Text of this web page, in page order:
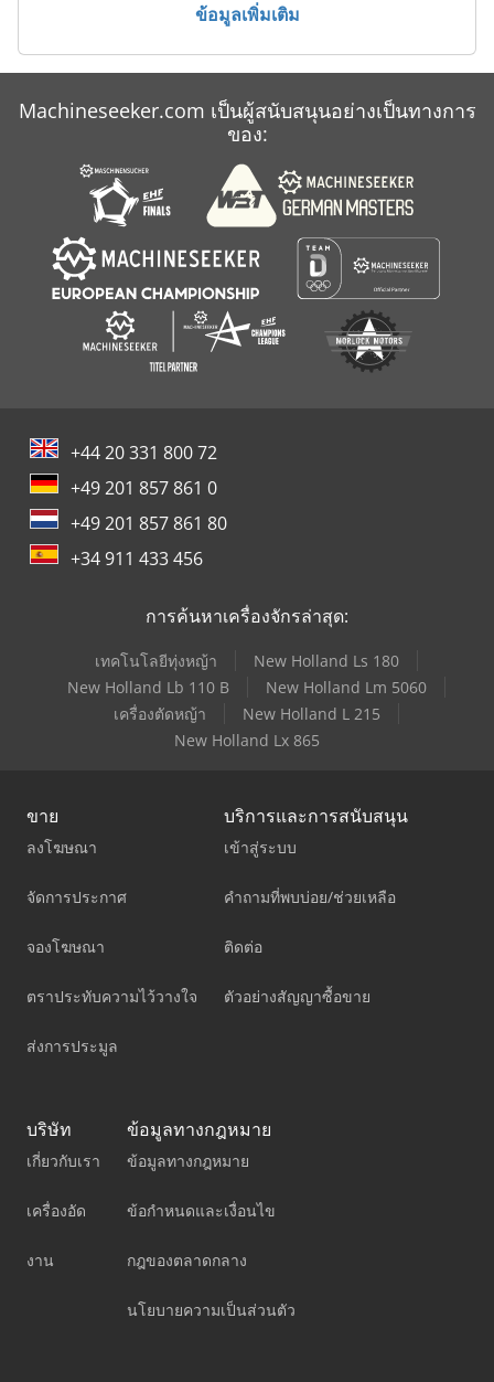
ข้อมูลเพิ่มเติม
Machineseeker.com เป็นผู้สนับสนุนอย่างเป็นทางการ
ของ:
+44 20 331 800 72
+49 201 857 861 0
+49 201 857 861 80
+34 911 433 456
การค้นหาเครื่องจักรล่าสุด:
เทคโนโลยีทุ่งหญ้า
New Holland Ls 180
New Holland Lb 110 B
New Holland Lm 5060
เครื่องตัดหญ้า
New Holland L 215
New Holland Lx 865
ขาย
ลงโฆษณา
จัดการประกาศ
จองโฆษณา
ตราประทับความไว้วางใจ
ส่งการประมูล
บริการและการสนับสนุน
เข้าสู่ระบบ
คำถามที่พบบ่อย/ช่วยเหลือ
ติดต่อ
ตัวอย่างสัญญาซื้อขาย
บริษัท
เกี่ยวกับเรา
เครื่องอัด
งาน
ข้อมูลทางกฎหมาย
ข้อมูลทางกฎหมาย
ข้อกำหนดและเงื่อนไข
กฎของตลาดกลาง
นโยบายความเป็นส่วนตัว